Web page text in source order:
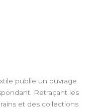
publie un ouvrage
Retraçant les
et des collections